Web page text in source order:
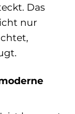
Das
nur